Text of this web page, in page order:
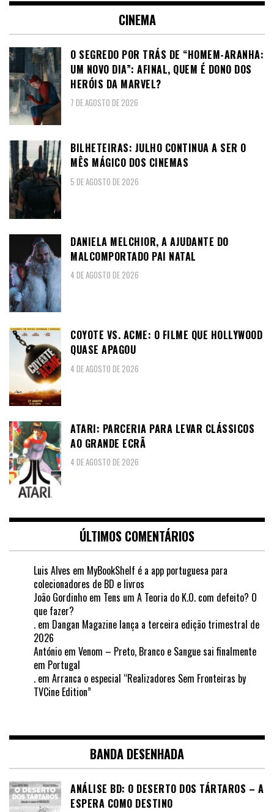
CINEMA
O SEGREDO POR TRÁS DE “HOMEM-ARANHA:
UM NOVO DIA”: AFINAL, QUEM É DONO DOS
HERÓIS DA MARVEL?
7 DE AGOSTO DE 2026
BILHETEIRAS: JULHO CONTINUA A SER O
MÊS MÁGICO DOS CINEMAS
5 DE AGOSTO DE 2026
DANIELA MELCHIOR, A AJUDANTE DO
MALCOMPORTADO PAI NATAL
4 DE AGOSTO DE 2026
COYOTE VS. ACME: O FILME QUE HOLLYWOOD
QUASE APAGOU
4 DE AGOSTO DE 2026
ATARI: PARCERIA PARA LEVAR CLÁSSICOS
AO GRANDE ECRÃ
4 DE AGOSTO DE 2026
ÚLTIMOS COMENTÁRIOS
Luis Alves em MyBookShelf é a app portuguesa para
colecionadores de BD e livros
João Gordinho em Tens um A Teoria do K.O. com defeito? O
que fazer?
. em Dangan Magazine lança a terceira edição trimestral de
2026
António em Venom – Preto, Branco e Sangue sai finalmente
em Portugal
. em Arranca o especial “Realizadores Sem Fronteiras by
TVCine Edition”
BANDA DESENHADA
ANÁLISE BD: O DESERTO DOS TÁRTAROS – A
ESPERA COMO DESTINO